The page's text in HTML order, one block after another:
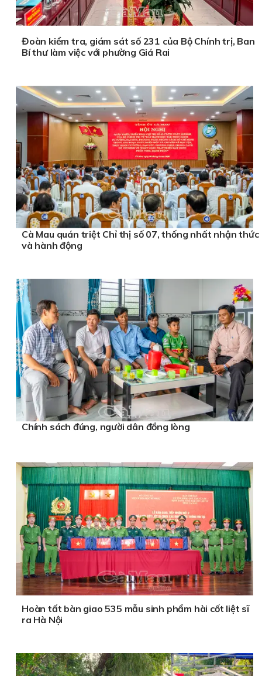
Đoàn kiểm tra, giám sát số 231 của Bộ Chính trị, Ban
Bí thư làm việc với phường Giá Rai
Cà Mau quán triệt Chỉ thị số 07, thống nhất nhận thức
và hành động
Chính sách đúng, người dân đồng lòng
Hoàn tất bàn giao 535 mẫu sinh phẩm hài cốt liệt sĩ
ra Hà Nội